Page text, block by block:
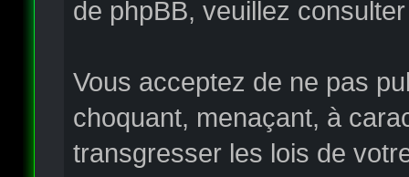
de phpBB, veuillez
Vous acceptez de ne pas
choquant, menaçant, à
transgresser les lois de